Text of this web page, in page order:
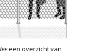
een overzicht van